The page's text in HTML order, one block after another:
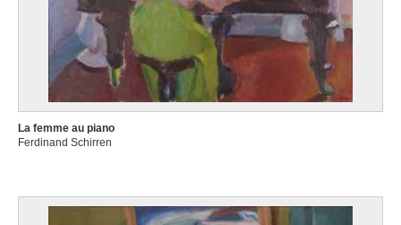
La femme au piano
Ferdinand Schirren